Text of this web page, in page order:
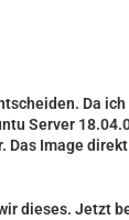
Da
Server
Image
dieses. Jetzt